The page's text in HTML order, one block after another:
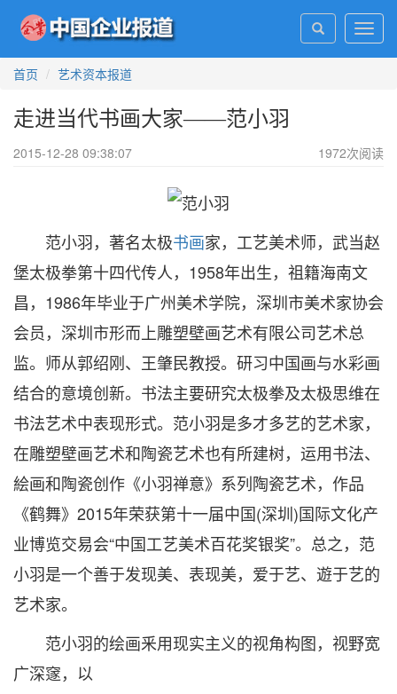
首页
艺术资本报道
走进当代书画大家——范小羽
2015-12-28 09:38:07 1972次阅读
范小羽，著名太极书画家，工艺美术师，武当赵
堡太极拳第十四代传人，1958年出生，祖籍海南文
昌，1986年毕业于广州美术学院，深圳市美术家协会
会员，深圳市形而上雕塑壁画艺术有限公司艺术总
监。师从郭绍刚、王肇民教授。研习中国画与水彩画
结合的意境创新。书法主要研究太极拳及太极思维在
书法艺术中表现形式。范小羽是多才多艺的艺术家，
在雕塑壁画艺术和陶瓷艺术也有所建树，运用书法、
絵画和陶瓷创作《小羽禅意》系列陶瓷艺术，作品
《鹤舞》2015年荣获第十一届中国(深圳)国际文化产
业博览交易会“中国工艺美术百花奖银奖”。总之，范
小羽是一个善于发现美、表现美，爱于艺、遊于艺的
艺术家。
范小羽的绘画釆用现实主义的视角构图，视野宽
广深䆳，以